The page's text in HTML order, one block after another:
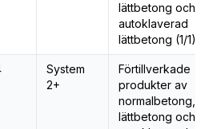
lättbetong och
autoklaverad
lättbetong (1/1)
System
2+
Förtillverkade
produkter av
normalbetong,
lättbetong och